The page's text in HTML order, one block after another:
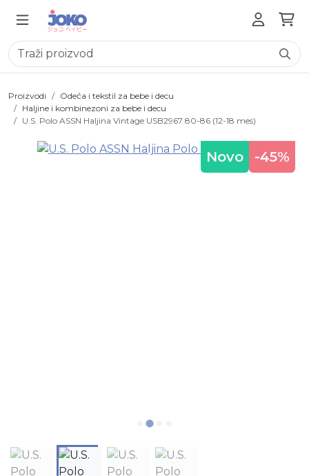
Proizvodi
Odeća i tekstil za bebe i decu
Haljine i kombinezoni za bebe i decu
U.S. Polo ASSN Haljina Vintage USB2967 80-86 (12-18 mes)
Novo -45%